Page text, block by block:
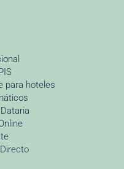
para hoteles